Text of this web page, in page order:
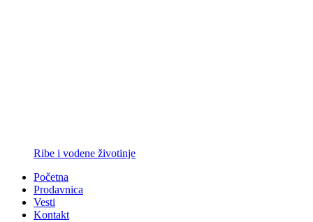
Ribe i vodene životinje
Početna
Prodavnica
Vesti
Kontakt